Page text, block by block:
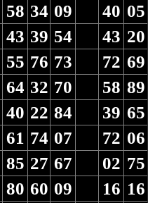
58 34 09 40 05
43 39 54 43 20
55 76 73 72 69
64 32 70 58 89
40 22 84 39 65
61 74 07 72 06
85 27 67 02 75
80 60 09 16 16